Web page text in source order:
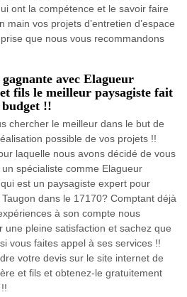
ont la compétence et le savoir faire
vos projets d’entretien d’espace
que nous vous recommandons
avec Elagueur
fils le meilleur paysagiste fait
budget !!
chercher le meilleur dans le but de
possible de vos projets !!
laquelle nous avons décidé de vous
spécialiste comme Elagueur
est un paysagiste expert pour
dans le 17170? Comptant déjà
à son compte nous
une pleine satisfaction et sachez que
vous faites appel à ses services !!
votre devis sur le site internet de
et fils et obtenez-le gratuitement